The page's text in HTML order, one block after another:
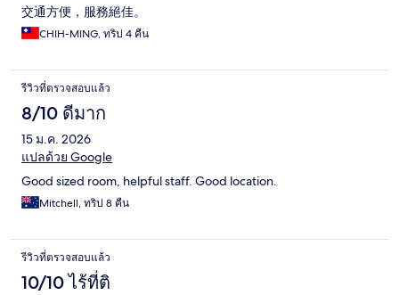
交通方便，服務絕佳。
CHIH-MING, ทริป 4 คืน
รีวิวที่ตรวจสอบแล้ว
8/10 ดีมาก
15 ม.ค. 2026
แปลด้วย Google
Good sized room, helpful staff. Good location.
Mitchell, ทริป 8 คืน
รีวิวที่ตรวจสอบแล้ว
10/10 ไร้ที่ติ